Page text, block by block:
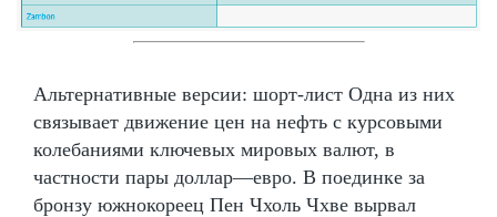
Альтернативные версии: шорт-лист Одна из них
связывает движение цен на нефть с курсовыми
колебаниями ключевых мировых валют, в
частности пары доллар—евро. В поединке за
бронзу южнокореец Пен Чхоль Чхве вырвал